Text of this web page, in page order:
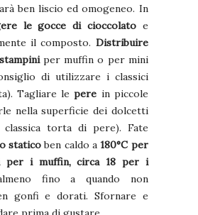
ben liscio ed omogeneo. In
le gocce di cioccolatoe
il composto. Distribuire
per muffin o per mini
di utilizzare i classici
Tagliare lepere in piccole
nella superficie dei dolcetti
classica torta di pere). Fate
staticoben caldo a180°C per
per i muffin, circa 18 per i
fino a quando non
gonfi e dorati. Sfornare e